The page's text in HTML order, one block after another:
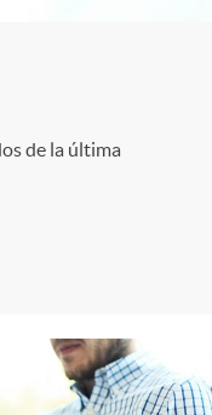
de la última